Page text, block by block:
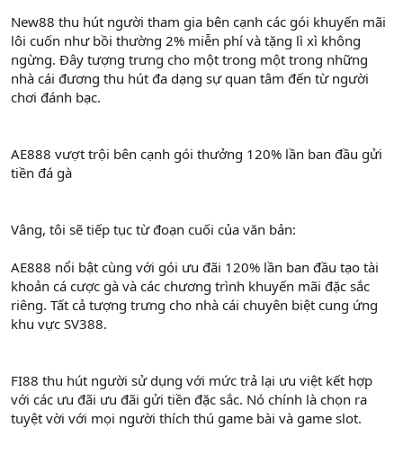
New88 thu hút người tham gia bên cạnh các gói khuyến mãi
lôi cuốn như bồi thường 2% miễn phí và tặng lì xì không
ngừng. Đây tượng trưng cho một trong một trong những
nhà cái đương thu hút đa dạng sự quan tâm đến từ người
chơi đánh bạc.
AE888 vượt trội bên cạnh gói thưởng 120% lần ban đầu gửi
tiền đá gà
Vâng, tôi sẽ tiếp tục từ đoạn cuối của văn bản:
AE888 nổi bật cùng với gói ưu đãi 120% lần ban đầu tạo tài
khoản cá cược gà và các chương trình khuyến mãi đặc sắc
riêng. Tất cả tượng trưng cho nhà cái chuyên biệt cung ứng
khu vực SV388.
FI88 thu hút người sử dụng với mức trả lại ưu việt kết hợp
với các ưu đãi ưu đãi gửi tiền đặc sắc. Nó chính là chọn ra
tuyệt vời với mọi người thích thú game bài và game slot.